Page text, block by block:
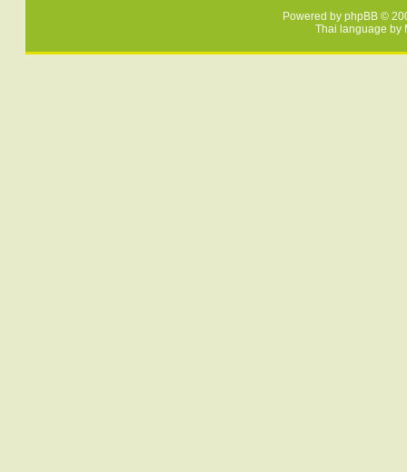
Powered by phpBB ©
Thai language by